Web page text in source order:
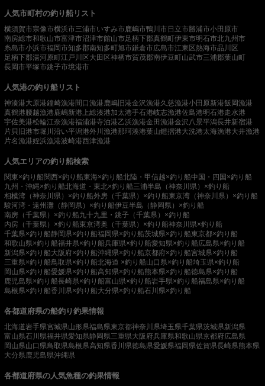
人気市町村の釣り船リスト
横須賀市宗像市横浜市三浦市いすみ市鹿嶋市鴨川市日立市勝浦市小田原市
南房総市和歌山市富津市沼津市館山市足柄下郡真鶴町伊東市明石市北九州市
糸島市小浜市福岡市知多郡南知多町旭市鎌倉市広島市江東区熱海市品川区
足柄下郡湯河原町江戸川区大田区神栖市賀茂郡南伊豆町山武市三浦郡葉山町
長岡市平塚市銚子市境港市
人気港の釣り船リスト
神湊港大原港鐘崎漁港間口漁港 鹿嶋旧港金沢漁港久慈漁港小田原新港飯岡漁港
真鶴港腰越漁港 鹿嶋新港 上総湊港加太港手石港岐志漁港佐島港明石港走水港
宇佐美港松輪江奈漁港福浦港寺泊港乙浜漁港金田漁港金沢八景平潟長井新宿港
片貝旧港市堀川沿い平潟港外川漁港那珂湊港葉山鐙摺港大洗港太海漁港大井漁港
片名漁港姪浜漁港波崎港西津漁港
人気エリアの釣り船検索
関東×釣り船関西×釣り船東海×釣り船北陸・甲信越×釣り船中国・四国×釣り船
九州・沖縄×釣り船北海道・東北×釣り船三浦半島（神奈川県）×釣り船
相模湾（神奈川県）×釣り船外房（千葉県）×釣り船東京湾（神奈川県）×釣り船
駿河湾・遠州灘（静岡県）×釣り船伊豆半島（静岡県）×釣り船
南房（千葉県）×釣り船九十九里・銚子（千葉県）×釣り船
内房（千葉県）×釣り船東京湾奥（千葉県）×釣り船神奈川県×釣り船
千葉県×釣り船静岡県×釣り船福岡県×釣り船茨城県×釣り船東京都×釣り船
和歌山県×釣り船福井県×釣り船兵庫県×釣り船愛知県×釣り船広島県×釣り船
新潟県×釣り船大阪府×釣り船沖縄県×釣り船京都府×釣り船宮城県×釣り船
三重県×釣り船鳥取県×釣り船北海道 ×釣り船山口県×釣り船埼玉県×釣り船
岡山県×釣り船愛媛県×釣り船高知県×釣り船熊本県×釣り船徳島県×釣り船
鹿児島県×釣り船長崎県×釣り船富山県×釣り船岩手県×釣り船福島県×釣り船
島根県×釣り船香川県×釣り船大分県×釣り船石川県×釣り船
各都道府県の船釣り釣果情報
北海道岩手県宮城県山形県福島県東京都神奈川県埼玉県千葉県茨城県新潟県
富山県石川県福井県愛知県静岡県三重県大阪府兵庫県和歌山県京都府広島県
岡山県山口県鳥取県島根県高知県香川県徳島県愛媛県福岡県佐賀県長崎県熊本県
大分県 鹿児島県沖縄県
各都道府県の人気魚種の釣果情報